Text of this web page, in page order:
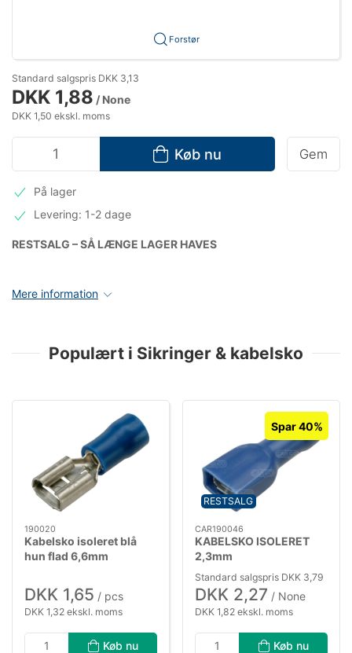
Forstør
Standard salgspris DKK 3,13
DKK 1,88 / None
DKK 1,50 ekskl. moms
Køb nu Gem
På lager
Levering: 1-2 dage
RESTSALG – SÅ LÆNGE LAGER HAVES
Mere information
Populært i Sikringer & kabelsko
190020
Kabelsko isoleret blå
hun flad 6,6mm
DKK 1,65 / pcs
DKK 1,32 ekskl. moms
Køb nu
RESTSALG
Spar 40%
CAR190046
KABELSKO ISOLERET
2,3mm
Standard salgspris DKK 3,79
DKK 2,27 / None
DKK 1,82 ekskl. moms
Køb nu